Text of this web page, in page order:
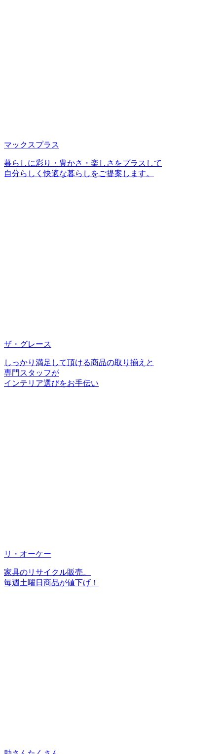
マックスプラス
暮らしに彩り・豊かさ・楽しさをプラスして
自分らしく快適な暮らしをご提案します。
ザ・グレース
しっかり満足して頂ける商品の取り揃えと
専門スタッフが
インテリア選びをお手伝い
リ・オーケー
家具のリサイクル販売。
毎週土曜日商品が値下げ！